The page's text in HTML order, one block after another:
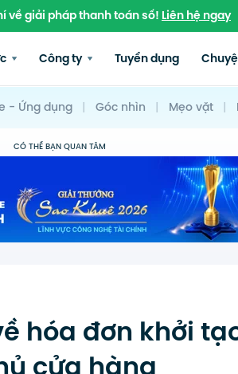
về giải pháp thanh toán số!Liên hệ ngay
Công ty Tuyển dụng
- Ứng dụng | Góc nhìn | Mẹo vặt |
CÓ THỂ BẠN QUAN TÂM
hóa đơn khởi